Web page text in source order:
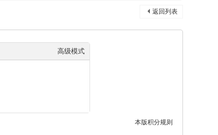
返回列表
高级模式
本版积分规则